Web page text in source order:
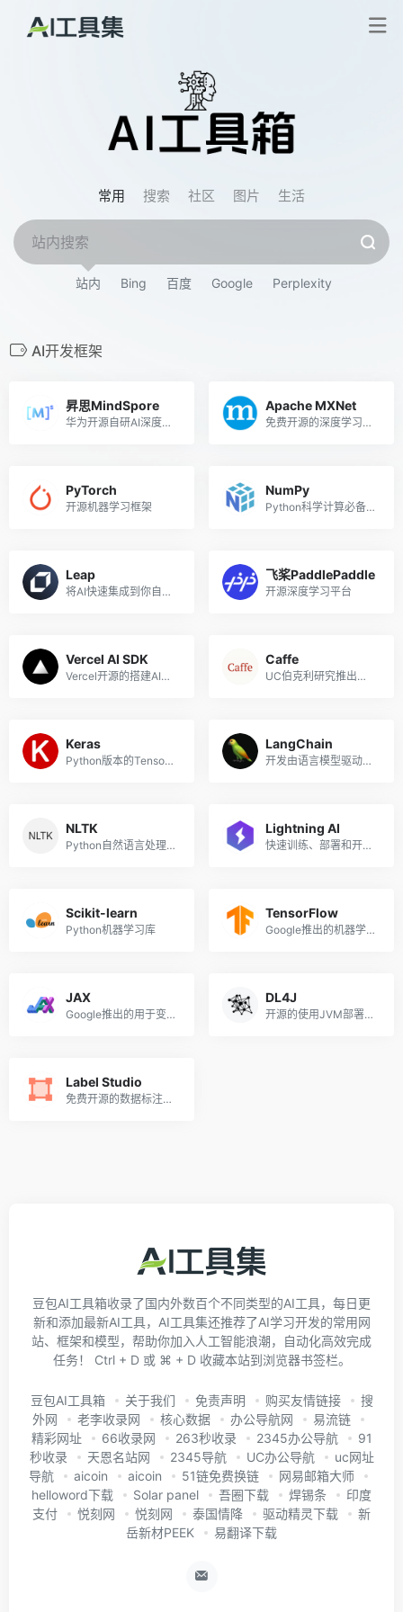
常用 搜索 社区 图片 生活
站内 Bing 百度 Google Perplexity
AI开发框架
昇思MindSpore
华为开源自研AI深度学习框架
Apache MXNet
免费开源的深度学习框架
PyTorch
开源机器学习框架
NumPy
Python科学计算必备的包
Leap
将AI快速集成到你自己的应用中
飞桨PaddlePaddle
开源深度学习平台
Vercel AI SDK
Vercel开源的搭建AI聊天机器人的开发套件，支持React/Svelte/Vue等框架
Caffe
UC伯克利研究推出的深度学习框架
Keras
Python版本的TensorFlow深度学习API
LangChain
开发由语言模型驱动的应用程序的框架
NLTK
Python自然语言处理工具包
Lightning AI
快速训练、部署和开发人工智能产品的深度学习框架，由Pytorch Lightning团队推出
Scikit-learn
Python机器学习库
TensorFlow
Google推出的机器学习和人工智能开源库
JAX
Google推出的用于变换数值函数的机器学习框架
DL4J
开源的使用JVM部署和训练深度学习模型的套件
Label Studio
免费开源的数据标注工具
豆包AI工具箱收录了国内外数百个不同类型的AI工具，每日更
新和添加最新AI工具，AI工具集还推荐了AI学习开发的常用网
站、框架和模型，帮助你加入人工智能浪潮，自动化高效完成
任务！ Ctrl + D 或 ⌘ + D 收藏本站到浏览器书签栏。
豆包AI工具箱 关于我们 免责声明 购买友情链接
搜
外网
老李收录网 核心数据 办公导航网
易流链
精彩网址
66收录网 263秒收录 2345办公导航
91
秒收录
天恩名站网 2345导航 UC办公导航
uc网址
导航
aicoin aicoin 51链免费换链
网易邮箱大师
helloword下载
Solar panel 吾圈下载 焊锡条
印度
支付
悦刻网 悦刻网 泰国情降 驱动精灵下载
新
岳新材PEEK
易翻译下载